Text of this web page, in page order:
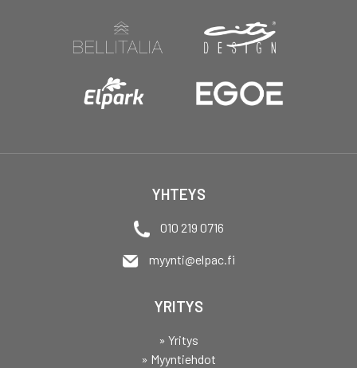
YHTEYS
010 219 0716
myynti@elpac.fi
YRITYS
» Yritys
» Myyntiehdot